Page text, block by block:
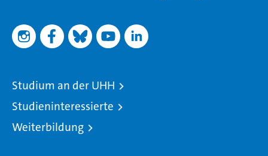
Studium an der UHH
Studieninteressierte
Weiterbildung